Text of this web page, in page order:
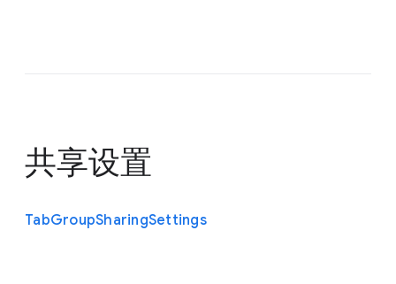
共享设置
TabGroupSharingSettings